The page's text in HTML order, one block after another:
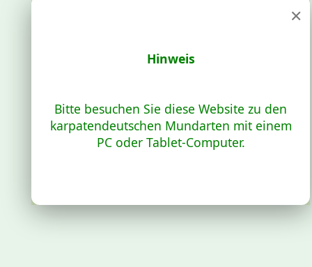
×
Hinweis
Bitte besuchen Sie diese Website zu den
karpatendeutschen Mundarten mit einem
PC oder Tablet-Computer.